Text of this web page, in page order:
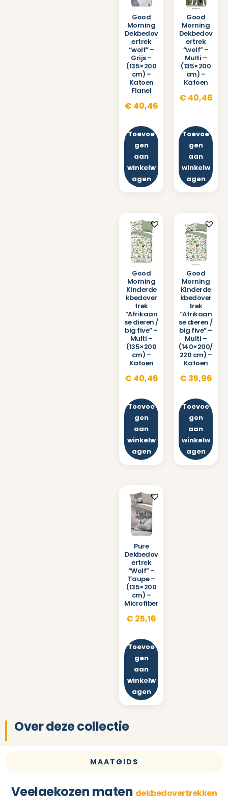
Good
Morning
Dekbedov
ertrek
“wolf” –
Grijs –
(135×200
cm) –
Katoen
Flanel
€ 40,46
Toevoe
gen
aan
winkelw
agen
Good
Morning
Dekbedov
ertrek
“wolf” –
Multi –
(135×200
cm) –
Katoen
€ 40,46
Toevoe
gen
aan
winkelw
agen
Good
Morning
Kinderde
kbedover
trek
“Afrikaan
se dieren /
big five” –
Multi –
(135×200
cm) –
Katoen
€ 40,46
Toevoe
gen
aan
winkelw
agen
Good
Morning
Kinderde
kbedover
trek
“Afrikaan
se dieren /
big five” –
Multi –
(140×200/
220 cm) –
Katoen
€ 35,96
Toevoe
gen
aan
winkelw
agen
Pure
Dekbedov
ertrek
“Wolf” –
Taupe –
(135×200
cm) –
Microfiber
€ 25,16
Toevoe
gen
aan
winkelw
agen
Over deze collectie
MAATGIDS
Veelgekozen maten dekbedovertrekken